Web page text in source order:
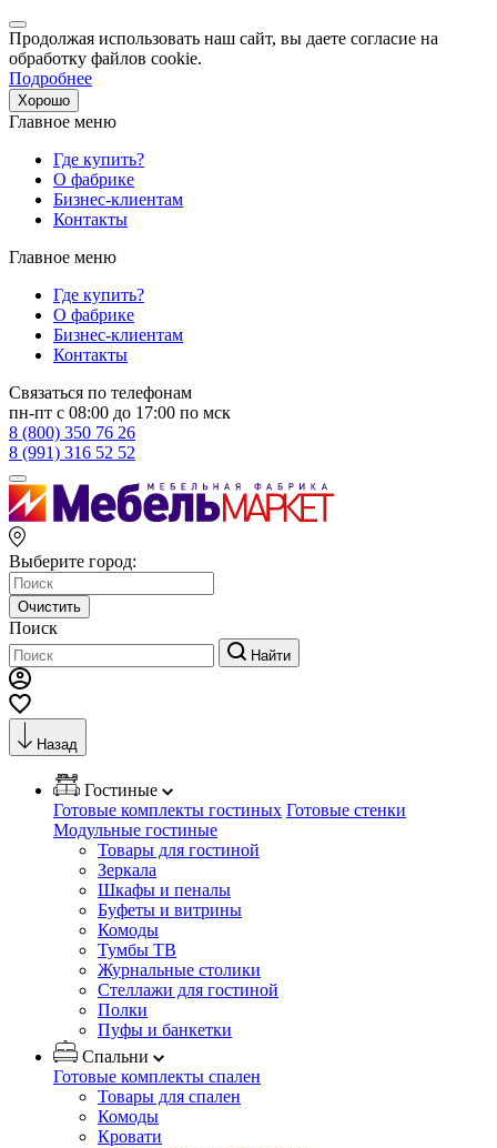
Продолжая использовать наш сайт, вы даете согласие на
обработку файлов cookie.
Подробнее
Хорошо
Главное меню
Где купить?
О фабрике
Бизнес-клиентам
Контакты
Главное меню
Где купить?
О фабрике
Бизнес-клиентам
Контакты
Связаться по телефонам
пн-пт с 08:00 до 17:00 по мск
8 (800) 350 76 26
8 (991) 316 52 52
Выберите город:
Очистить
Поиск
Найти
Назад
Гостиные
Готовые комплекты гостиных Готовые стенки
Модульные гостиные
Товары для гостиной
Зеркала
Шкафы и пеналы
Буфеты и витрины
Комоды
Тумбы ТВ
Журнальные столики
Стеллажи для гостиной
Полки
Пуфы и банкетки
Спальни
Готовые комплекты спален
Товары для спален
Комоды
Кровати